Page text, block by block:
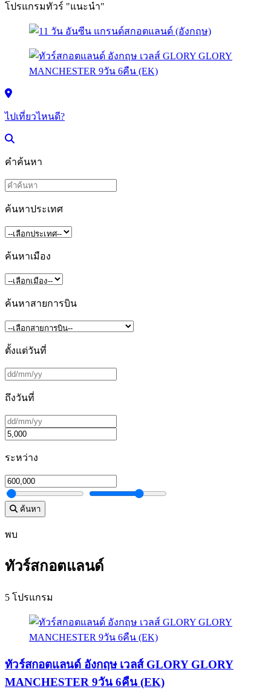
โปรแกรมทัวร์ "แนะนำ"
ไปเที่ยวไหนดี?
คำค้นหา
ค้นหาประเทศ
ค้นหาเมือง
ค้นหาสายการบิน
ตั้งแต่วันที่
ถึงวันที่
ระหว่าง
ค้นหา
พบ
ทัวร์สกอตแลนด์
5 โปรแกรม
ทัวร์สกอตแลนด์ อังกฤษ เวลส์ GLORY GLORY
MANCHESTER 9วัน 6คืน (EK)